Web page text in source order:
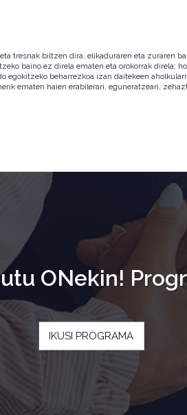
tresnak biltzen dira, elikaduraren eta zuraren
baino ez direla ematen eta orokorrak
beharrezkoa izan daitekeen
ematen haien erabilerari, eguneratzeari,
ONekin!
IKUSI PROGRAMA